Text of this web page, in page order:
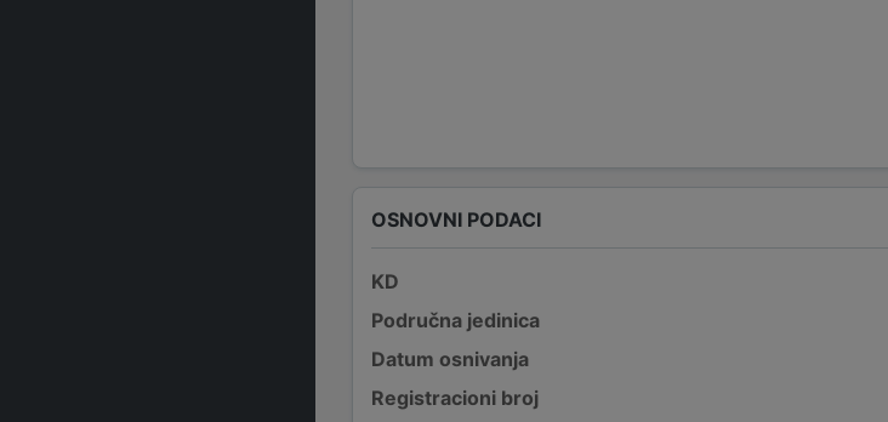
OSNOVNI PODACI
KD
Područna jedinica
Datum osnivanja
Registracioni broj